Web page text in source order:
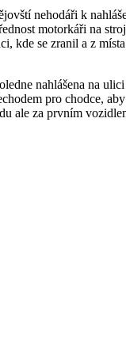
nehodáři k
motorkáři na
kde se zranil a z
nahlášena na
pro chodce,
ale za prvním